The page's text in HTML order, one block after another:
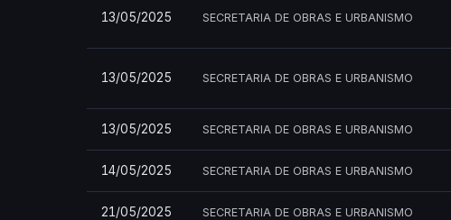
13/05/2025 SECRETARIA DE OBRAS E URBANISMO
13/05/2025 SECRETARIA DE OBRAS E URBANISMO
13/05/2025 SECRETARIA DE OBRAS E URBANISMO
14/05/2025 SECRETARIA DE OBRAS E URBANISMO
21/05/2025 SECRETARIA DE OBRAS E URBANISMO